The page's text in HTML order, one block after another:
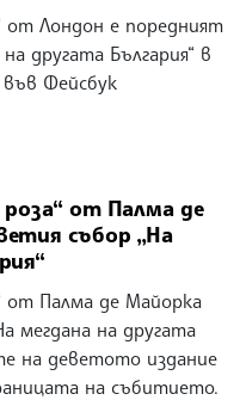
от Лондон е поредният
другата България“ в
Фейсбук
роза“ от Палма де
събор „На
от Палма де Майорка
мегдана на другата
на деветото издание
на събитието.